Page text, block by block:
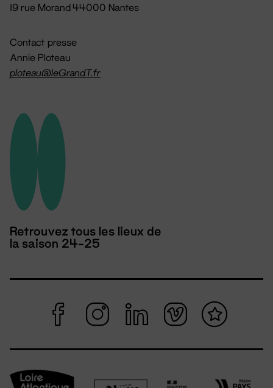
19 rue Morand 44000 Nantes
Contact presse
Annie Ploteau
ploteau@leGrandT.fr
Retrouvez tous les lieux de
la saison 24-25